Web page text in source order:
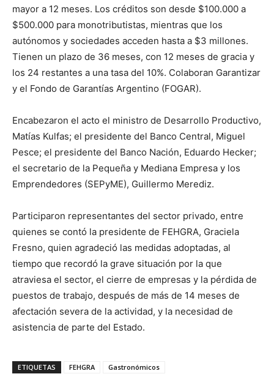
mayor a 12 meses. Los créditos son desde $100.000 a
$500.000 para monotributistas, mientras que los
autónomos y sociedades acceden hasta a $3 millones.
Tienen un plazo de 36 meses, con 12 meses de gracia y
los 24 restantes a una tasa del 10%. Colaboran Garantizar
y el Fondo de Garantías Argentino (FOGAR).
Encabezaron el acto el ministro de Desarrollo Productivo,
Matías Kulfas; el presidente del Banco Central, Miguel
Pesce; el presidente del Banco Nación, Eduardo Hecker;
el secretario de la Pequeña y Mediana Empresa y los
Emprendedores (SEPyME), Guillermo Merediz.
Participaron representantes del sector privado, entre
quienes se contó la presidente de FEHGRA, Graciela
Fresno, quien agradeció las medidas adoptadas, al
tiempo que recordó la grave situación por la que
atraviesa el sector, el cierre de empresas y la pérdida de
puestos de trabajo, después de más de 14 meses de
afectación severa de la actividad, y la necesidad de
asistencia de parte del Estado.
ETIQUETAS FEHGRA Gastronómicos